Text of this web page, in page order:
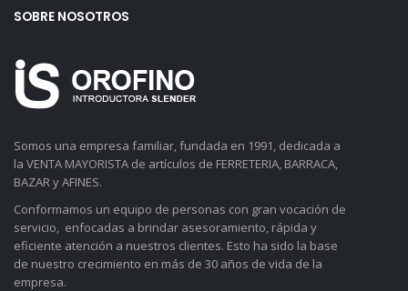
SOBRE NOSOTROS
Somos una empresa familiar, fundada en 1991, dedicada a
la VENTA MAYORISTA de artículos de FERRETERIA, BARRACA,
BAZAR y AFINES.
Conformamos un equipo de personas con gran vocación de
servicio, enfocadas a brindar asesoramiento, rápida y
eficiente atención a nuestros clientes. Esto ha sido la base
de nuestro crecimiento en más de 30 años de vida de la
empresa.